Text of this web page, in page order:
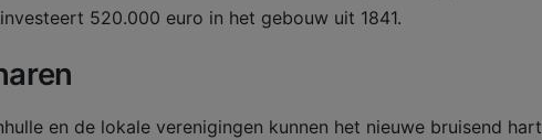
520.000 euro in het gebouw uit 1841.
en de lokale verenigingen kunnen het nieuwe bruisend hart